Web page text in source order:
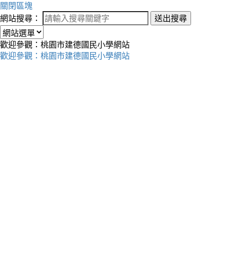
關閉區塊
網站搜尋：
送出搜尋
歡迎參觀：桃園市建德國民小學網站
歡迎參觀：桃園市建德國民小學網站